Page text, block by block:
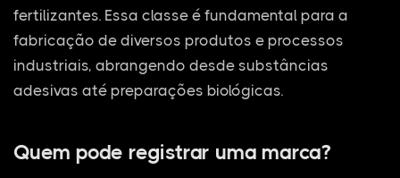
fertilizantes. Essa classe é fundamental para a
fabricação de diversos produtos e processos
industriais, abrangendo desde substâncias
adesivas até preparações biológicas.
Quem pode registrar uma marca?